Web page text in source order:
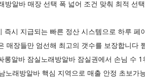
방알바 매장 선택 폭 넓어 조건 맞춰 최적 선
시 지급되는 빠른 정산 시스템으로 하루
매장들만 엄선해 최고의 갯수를 보장합니다
알바 잠실노래방알바 잠실권에서 손님 수
노래방알바 핵심 지역으로 매출 안정 초보가